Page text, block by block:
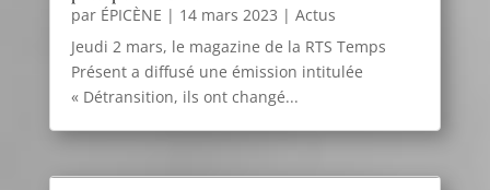
par ÉPICÈNE | 14 mars 2023 | Actus
Jeudi 2 mars, le magazine de la RTS Temps
Présent a diffusé une émission intitulée
« Détransition, ils ont changé...